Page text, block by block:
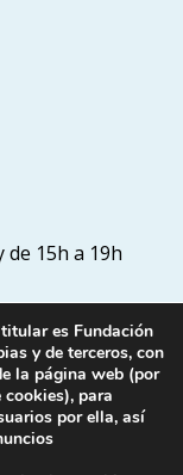
de 15h a 19h
es Fundación
y de terceros, con
la página web (por
para
por ella, así